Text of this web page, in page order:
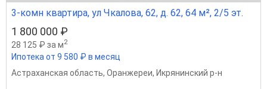
3-комн квартира, ул Чкалова, 62, д. 62, 64 м², 2/5 эт.
1 800 000 ₽
28 125 ₽ за м2
Ипотека от 9 580 ₽ в месяц
Астраханская область, Оранжереи, Икрянинский р-н